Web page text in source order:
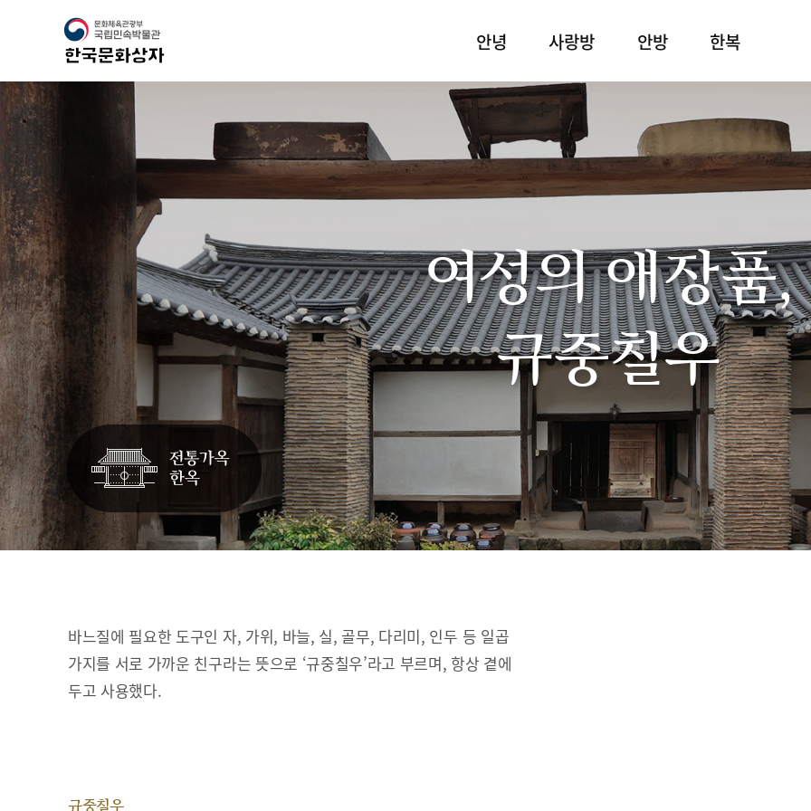
안녕 사랑방 안방 한복
여성의 애장품,
규중칠우
바느질에 필요한 도구인 자, 가위, 바늘, 실, 골무, 다리미, 인두 등 일곱
가지를 서로 가까운 친구라는 뜻으로 ‘규중칠우’라고 부르며, 항상 곁에
두고 사용했다.
규중칠우